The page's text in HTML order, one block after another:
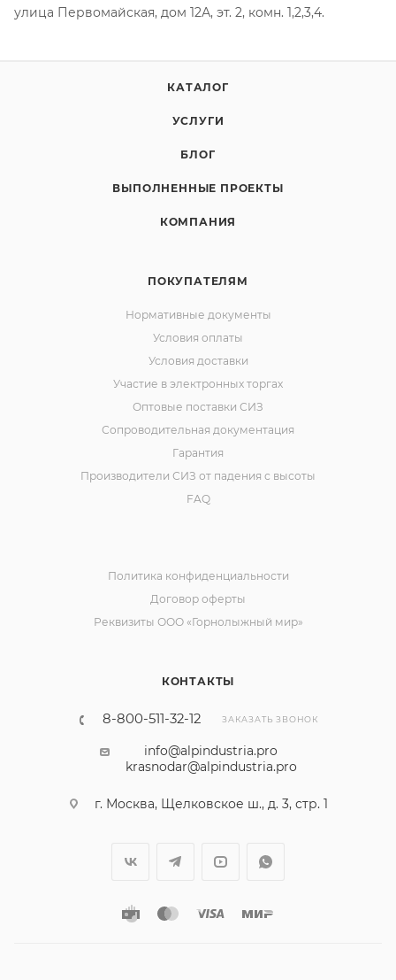
улица Первомайская, дом 12А, эт. 2, комн. 1,2,3,4.
КАТАЛОГ
УСЛУГИ
БЛОГ
ВЫПОЛНЕННЫЕ ПРОЕКТЫ
КОМПАНИЯ
ПОКУПАТЕЛЯМ
Нормативные документы
Условия оплаты
Условия доставки
Участие в электронных торгах
Оптовые поставки СИЗ
Сопроводительная документация
Гарантия
Производители СИЗ от падения с высоты
FAQ
КОНТАКТЫ
8-800-511-32-12 ЗАКАЗАТЬ ЗВОНОК
info@alpindustria.pro
krasnodar@alpindustria.pro
г. Москва, Щелковское ш., д. 3, стр. 1
Политика конфиденциальности
Договор оферты
Реквизиты ООО «Горнолыжный мир»